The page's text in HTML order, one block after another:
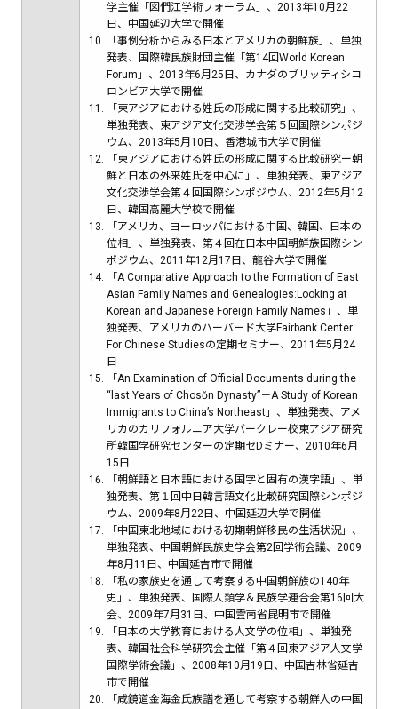
学主催「図們江学術フォーラム」、2013年10月22
日、中国延辺大学で開催
「事例分析からみる日本とアメリカの朝鮮族」、単独
発表、国際韓民族財団主催「第14回World Korean
Forum」、2013年6月25日、カナダのブリッティシコ
ロンビア大学で開催
「東アジアにおける姓氏の形成に関する比較研究」、
単独発表、東アジア文化交渉学会第５回国際シンポジ
ウム、2013年5月10日、香港城市大学で開催
「東アジアにおける姓氏の形成に関する比較研究ー朝
鮮と日本の外来姓氏を中心に」、単独発表、東アジア
文化交渉学会第４回国際シンポジウム、2012年5月12
日、韓国高麗大学校で開催
「アメリカ、ヨーロッパにおける中国、韓国、日本の
位相」、単独発表、第４回在日本中国朝鮮族国際シン
ポジウム、2011年12月17日、龍谷大学で開催
「A Comparative Approach to the Formation of East
Asian Family Names and Genealogies:Looking at
Korean and Japanese Foreign Family Names」、単
独発表、アメリカのハーバード大学Fairbank Center
For Chinese Studiesの定期セミナー、2011年5月24
日
「An Examination of Official Documents during the
“last Years of Chosŏn Dynasty”－A Study of Korean
Immigrants to China’s Northeast」、単独発表、アメ
リカのカリフォルニア大学バークレー校東アジア研究
所韓国学研究センターの定期セDミナー、2010年6月
15日
「朝鮮語と日本語における国字と固有の漢字語」、単
独発表、第１回中日韓言語文化比較研究国際シンポジ
ウム、2009年8月22日、中国延辺大学で開催
「中国東北地域における初期朝鮮移民の生活状況」、
単独発表、中国朝鮮民族史学会第2回学術会議、2009
年8月11日、中国延吉市で開催
「私の家族史を通して考察する中国朝鮮族の140年
史」、単独発表、国際人類学＆民族学連合会第16回大
会、2009年7月31日、中国雲南省昆明市で開催
「日本の大学教育における人文学の位相」、単独発
表、韓国社会科学研究会主催「第４回東アジア人文学
国際学術会議」、2008年10月19日、中国吉林省延吉
市で開催
「咸鏡道金海金氏族譜を通して考察する朝鮮人の中国